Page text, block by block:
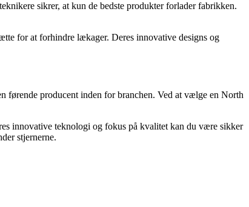
sikrer, at kun de bedste produkter forlader fabrikken.
for at forhindre lækager. Deres innovative designs og
førende producent inden for branchen. Ved at vælge en North
innovative teknologi og fokus på kvalitet kan du være sikker
stjernerne.